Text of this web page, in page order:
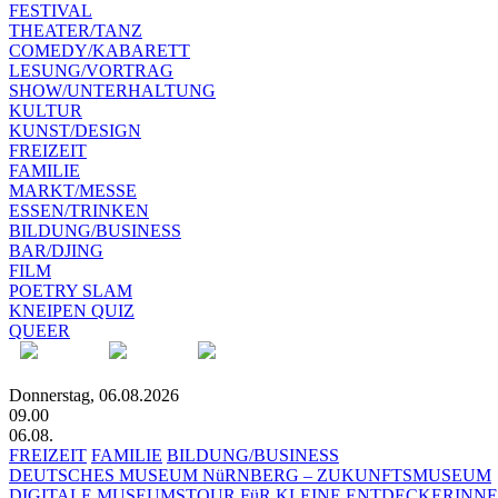
FESTIVAL
THEATER/TANZ
COMEDY/KABARETT
LESUNG/VORTRAG
SHOW/UNTERHALTUNG
KULTUR
KUNST/DESIGN
FREIZEIT
FAMILIE
MARKT/MESSE
ESSEN/TRINKEN
BILDUNG/BUSINESS
BAR/DJING
FILM
POETRY SLAM
KNEIPEN QUIZ
QUEER
Donnerstag, 06.08.2026
09.00
06.08.
FREIZEIT FAMILIE BILDUNG/BUSINESS
DEUTSCHES MUSEUM NüRNBERG – ZUKUNFTSMUSEUM